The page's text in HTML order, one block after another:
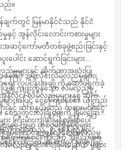
ည်။
ျက်တွင် မြန်မာနိုင်ငံသည် နိုင်ငံ
အွန်လိုင်းလောင်းကစားမှုများ
အဆင့်ကော်မတီတစ်ခုဖွဲ့စည်းခြင်းနှင့်
ေါင်း ဆောင်ရွက်ခြင်းများ
မှုများနှင့် ဆိုက်ဘာအသုံးပြု
ေး လုပ်ငန်းအချို့ကို ဆောင်ရွက်ခဲ့
အွန်လိုင်း လိမ်လည်မှုများနှင့် ဆိုက်
းနှင့် ဆက်နွှယ်သည့် တရားမဝင်ငွေ
း ကြီးမားကျယ်ပြန့်စွာဖြစ်ပေါ်
မိကြောင်း၊ အွန်လိုင်းလိမ်လည်မှု
ည်မှုများ၏ ခြိမ်းခြောက် မှုများ
နေဖြင့် အွန်လိုင်းလိမ်လည်မှုများ၊
ြု၍ ကျူးလွန်သော လိမ်လည်မှု
များအပြင် ငွေကြေးစနစ်၏ ယုံကြည်
ေသတွင်းလုံခြုံရေးကို ခြိမ်းခြောက်
နှင့် ကမ္ဘာတစ်ဝှမ်းရှိနိုင်ငံများ
ောက်စေကြောင်းကို အပြည့်အဝ
ာ်ဗဟိုဘဏ်သည် ၂၀၂၀ ပြည့်နှစ်၊
ြော်ငြာစာ အမှတ်(၉/၂၀၂၀)ဖြင့်